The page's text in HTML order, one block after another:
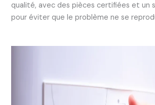
qualité, avec des pièces certifiées et un
pour éviter que le problème ne se